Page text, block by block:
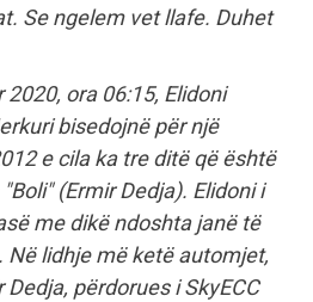
Se ngelem vet llafe. Duhet
ora 06:15, Elidoni
bisedojnë për një
e cila ka tre ditë që është
(Ermir Dedja). Elidoni i
me dikë ndoshta janë të
Në lidhje më ketë automjet,
përdorues i SkyECC